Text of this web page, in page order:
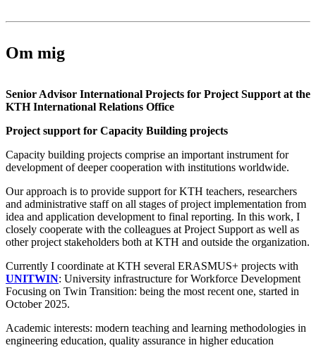
Om mig
Senior Advisor International Projects for Project Support at the
KTH International Relations Office
Project support for Capacity Building projects
Capacity building projects comprise an important instrument for
development of deeper cooperation with institutions worldwide.
Our approach is to provide support for KTH teachers, researchers
and administrative staff on all stages of project implementation from
idea and application development to final reporting. In this work, I
closely cooperate with the colleagues at Project Support as well as
other project stakeholders both at KTH and outside the organization.
Currently I coordinate at KTH several ERASMUS+ projects with
UNITWIN: University infrastructure for Workforce Development
Focusing on Twin Transition: being the most recent one, started in
October 2025.
Academic interests: modern teaching and learning methodologies in
engineering education, quality assurance in higher education